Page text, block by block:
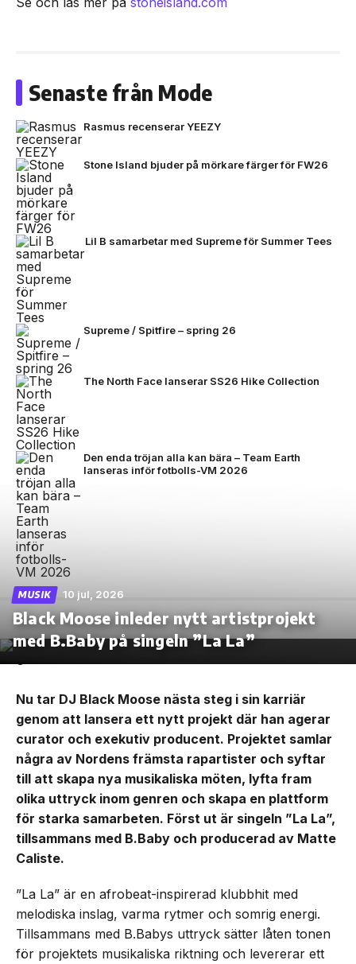
Senaste från Mode
Rasmus recenserar YEEZY
Stone Island bjuder på mörkare färger för FW26
Lil B samarbetar med Supreme för Summer Tees
Supreme / Spitfire – spring 26
The North Face lanserar SS26 Hike Collection
Den enda tröjan alla kan bära – Team Earth
lanseras inför fotbolls-VM 2026
MUSIK 10 jul, 2026
Black Moose inleder nytt artistprojekt
med B.Baby på singeln ”La La”
Nu tar DJ Black Moose nästa steg i sin karriär
genom att lansera ett nytt projekt där han agerar
curator och exekutiv producent. Projektet samlar
några av Nordens främsta rapartister och syftar
till att skapa nya musikaliska möten, lyfta fram
olika uttryck inom genren och skapa en plattform
för starka samarbeten. Först ut är singeln ”La La”,
tillsammans med B.Baby och producerad av Matte
Caliste.
”La La” är en afrobeat-inspirerad klubbhit med
melodiska inslag, varma rytmer och somrig energi.
Tillsammans med B.Babys uttryck sätter låten tonen
för projektets musikaliska riktning och levererar ett